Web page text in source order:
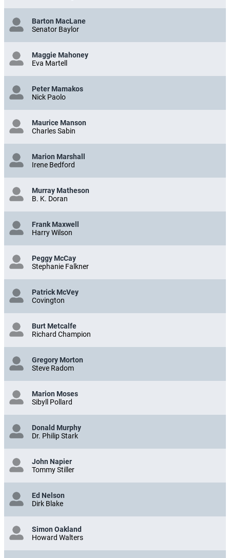
Barton MacLane
Senator Baylor
Maggie Mahoney
Eva Martell
Peter Mamakos
Nick Paolo
Maurice Manson
Charles Sabin
Marion Marshall
Irene Bedford
Murray Matheson
B. K. Doran
Frank Maxwell
Harry Wilson
Peggy McCay
Stephanie Falkner
Patrick McVey
Covington
Burt Metcalfe
Richard Champion
Gregory Morton
Steve Radom
Marion Moses
Sibyll Pollard
Donald Murphy
Dr. Philip Stark
John Napier
Tommy Stiller
Ed Nelson
Dirk Blake
Simon Oakland
Howard Walters